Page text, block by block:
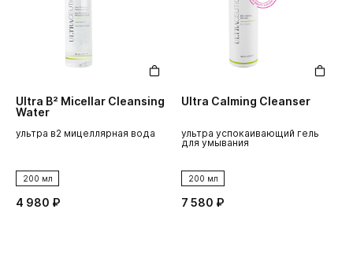
Ultra B² Micellar Cleansing
Water
ультра в2 мицеллярная вода
200 мл
4 980 ₽
Ultra Calming Cleanser
ультра успокаивающий гель
для умывания
200 мл
7 580 ₽